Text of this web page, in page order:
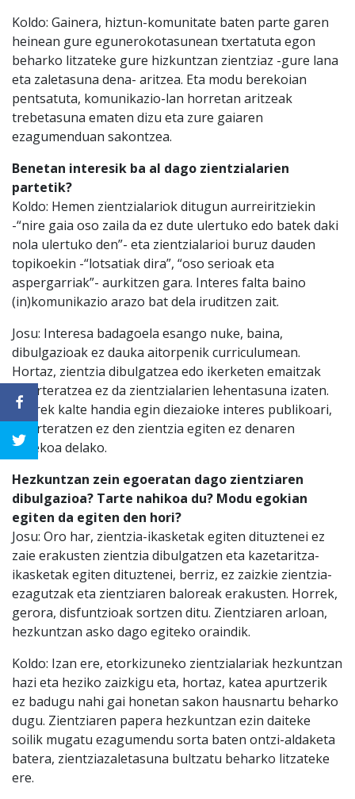
Koldo: Gainera, hiztun-komunitate baten parte garen
heinean gure egunerokotasunean txertatuta egon
beharko litzateke gure hizkuntzan zientziaz -gure lana
eta zaletasuna dena- aritzea. Eta modu berekoian
pentsatuta, komunikazio-lan horretan aritzeak
trebetasuna ematen dizu eta zure gaiaren
ezagumenduan sakontzea.
Benetan interesik ba al dago zientzialarien
partetik?
Koldo: Hemen zientzialariok ditugun aurreiritziekin
-“nire gaia oso zaila da ez dute ulertuko edo batek daki
nola ulertuko den”- eta zientzialarioi buruz dauden
topikoekin -“lotsatiak dira”, “oso serioak eta
aspergarriak”- aurkitzen gara. Interes falta baino
(in)komunikazio arazo bat dela iruditzen zait.
Josu: Interesa badagoela esango nuke, baina,
dibulgazioak ez dauka aitorpenik curriculumean.
Hortaz, zientzia dibulgatzea edo ikerketen emaitzak
gizarteratzea ez da zientzialarien lehentasuna izaten.
Horrek kalte handia egin diezaioke interes publikoari,
gizarteratzen ez den zientzia egiten ez denaren
parekoa delako.
Hezkuntzan zein egoeratan dago zientziaren
dibulgazioa? Tarte nahikoa du? Modu egokian
egiten da egiten den hori?
Josu: Oro har, zientzia-ikasketak egiten dituztenei ez
zaie erakusten zientzia dibulgatzen eta kazetaritza-
ikasketak egiten dituztenei, berriz, ez zaizkie zientzia-
ezagutzak eta zientziaren baloreak erakusten. Horrek,
gerora, disfuntzioak sortzen ditu. Zientziaren arloan,
hezkuntzan asko dago egiteko oraindik.
Koldo: Izan ere, etorkizuneko zientzialariak hezkuntzan
hazi eta heziko zaizkigu eta, hortaz, katea apurtzerik
ez badugu nahi gai honetan sakon hausnartu beharko
dugu. Zientziaren papera hezkuntzan ezin daiteke
soilik mugatu ezagumendu sorta baten ontzi-aldaketa
batera, zientziazaletasuna bultzatu beharko litzateke
ere.